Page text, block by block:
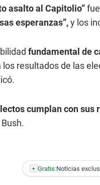
asalto al Capitolio”
esperanzas”,y los
fundamental de
los resultados de las
cumplan con sus
+ Gratis:Noticias